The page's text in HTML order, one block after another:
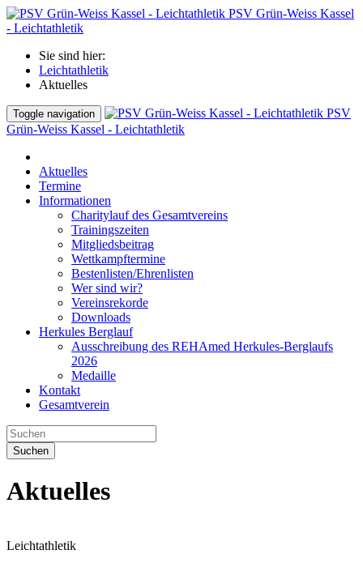
PSV Grün-Weiss Kassel
- Leichtathletik
Sie sind hier:
Leichtathletik
Aktuelles
Toggle navigation
PSV
Grün-Weiss Kassel - Leichtathletik
Aktuelles
Termine
Informationen
Charitylauf des Gesamtvereins
Trainingszeiten
Mitgliedsbeitrag
Wettkampftermine
Bestenlisten/Ehrenlisten
Wer sind wir?
Vereinsrekorde
Downloads
Herkules Berglauf
Ausschreibung des REHAmed Herkules-Berglaufs
2026
Medaille
Kontakt
Gesamtverein
Suchen
Aktuelles
Leichtathletik